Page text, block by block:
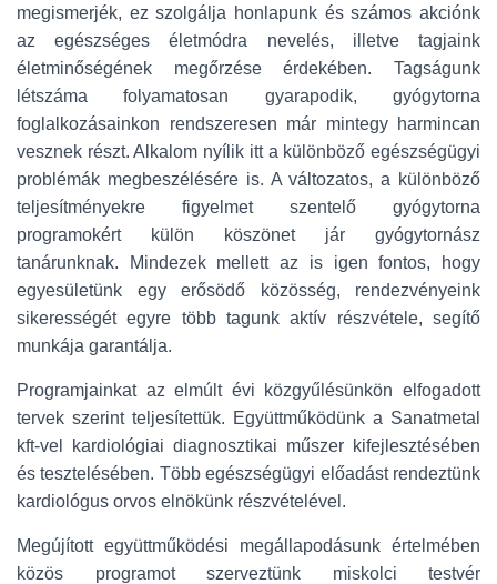
megismerjék, ez szolgálja honlapunk és számos akciónk
az egészséges életmódra nevelés, illetve tagjaink
életminőségének megőrzése érdekében. Tagságunk
létszáma folyamatosan gyarapodik, gyógytorna
foglalkozásainkon rendszeresen már mintegy harmincan
vesznek részt. Alkalom nyílik itt a különböző egészségügyi
problémák megbeszélésére is. A változatos, a különböző
teljesítményekre figyelmet szentelő gyógytorna
programokért külön köszönet jár gyógytornász
tanárunknak. Mindezek mellett az is igen fontos, hogy
egyesületünk egy erősödő közösség, rendezvényeink
sikerességét egyre több tagunk aktív részvétele, segítő
munkája garantálja.
Programjainkat az elmúlt évi közgyűlésünkön elfogadott
tervek szerint teljesítettük. Együttműködünk a Sanatmetal
kft-vel kardiológiai diagnosztikai műszer kifejlesztésében
és tesztelésében. Több egészségügyi előadást rendeztünk
kardiológus orvos elnökünk részvételével.
Megújított együttműködési megállapodásunk értelmében
közös programot szerveztünk miskolci testvér